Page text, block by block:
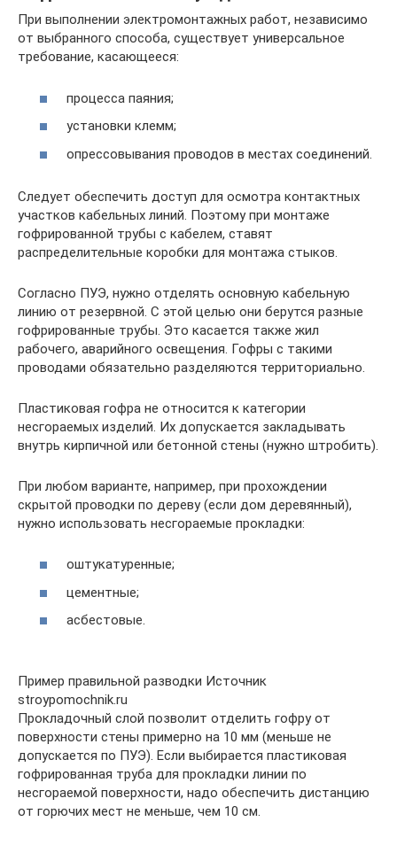
При выполнении электромонтажных работ, независимо
от выбранного способа, существует универсальное
требование, касающееся:
процесса паяния;
установки клемм;
опрессовывания проводов в местах соединений.
Следует обеспечить доступ для осмотра контактных
участков кабельных линий. Поэтому при монтаже
гофрированной трубы с кабелем, ставят
распределительные коробки для монтажа стыков.
Согласно ПУЭ, нужно отделять основную кабельную
линию от резервной. С этой целью они берутся разные
гофрированные трубы. Это касается также жил
рабочего, аварийного освещения. Гофры с такими
проводами обязательно разделяются территориально.
Пластиковая гофра не относится к категории
несгораемых изделий. Их допускается закладывать
внутрь кирпичной или бетонной стены (нужно штробить).
При любом варианте, например, при прохождении
скрытой проводки по дереву (если дом деревянный),
нужно использовать несгораемые прокладки:
оштукатуренные;
цементные;
асбестовые.
Пример правильной разводки Источник
stroypomochnik.ru
Прокладочный слой позволит отделить гофру от
поверхности стены примерно на 10 мм (меньше не
допускается по ПУЭ). Если выбирается пластиковая
гофрированная труба для прокладки линии по
несгораемой поверхности, надо обеспечить дистанцию
от горючих мест не меньше, чем 10 см.